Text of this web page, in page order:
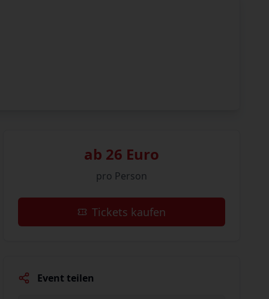
ab 26 Euro
pro Person
Tickets kaufen
Event teilen